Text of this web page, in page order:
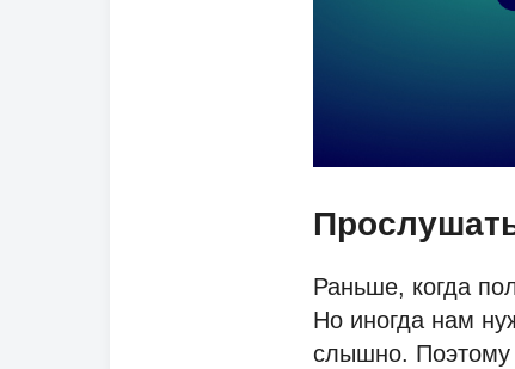
Раньше, когда
Но иногда нам
слышно. Поэтому